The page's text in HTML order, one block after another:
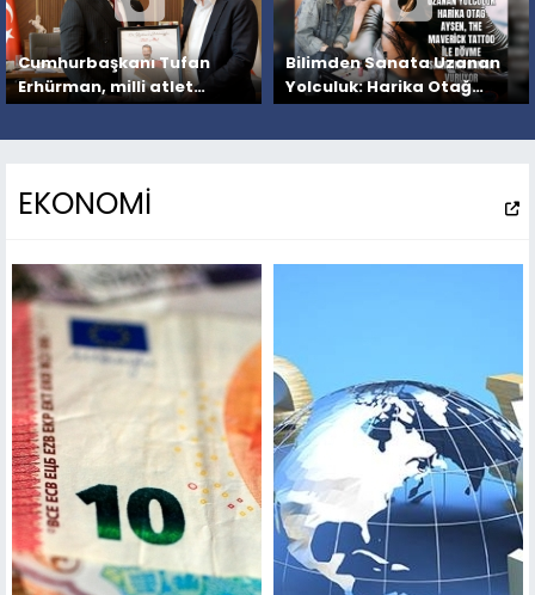
Cumhurbaşkanı Tufan
Erhürman, milli atlet
Yiğitcan Hekimoğlu ile
Bilimden Sanata Uzanan
Yolculuk: Harika Otağ
Aysen, The Maverick
EKONOMİ